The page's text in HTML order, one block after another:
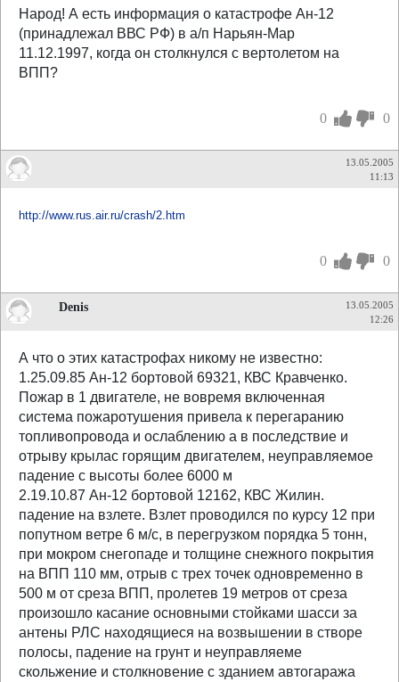
Народ! А есть информация о катастрофе Ан-12
(принадлежал ВВС РФ) в а/п Нарьян-Мар
11.12.1997, когда он столкнулся с вертолетом на
ВПП?
0 0
13.05.2005
11:13
http://www.rus.air.ru/crash/2.htm
0 0
Denis
13.05.2005
12:26
А что о этих катастрофах никому не известно:
1.25.09.85 Ан-12 бортовой 69321, КВС Кравченко.
Пожар в 1 двигателе, не вовремя включенная
система пожаротушения привела к перегаранию
топливопровода и ослаблению а в последствие и
отрыву крылас горящим двигателем, неуправляемое
падение с высоты более 6000 м
2.19.10.87 Ан-12 бортовой 12162, КВС Жилин.
падение на взлете. Взлет проводился по курсу 12 при
попутном ветре 6 м/с, в перегрузком порядка 5 тонн,
при мокром снегопаде и толщине снежного покрытия
на ВПП 110 мм, отрыв с трех точек одновременно в
500 м от среза ВПП, пролетев 19 метров от среза
произошло касание основными стойками шасси за
антены РЛС находящиеся на возвышении в створе
полосы, падение на грунт и неуправляеме
скольжение и столкновение с зданием автогаража